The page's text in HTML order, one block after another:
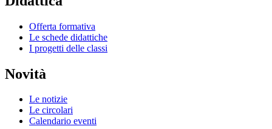
Offerta formativa
Le schede didattiche
I progetti delle classi
Novità
Le notizie
Le circolari
Calendario eventi